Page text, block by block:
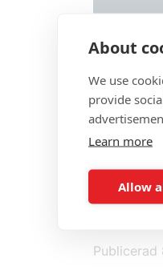
Publicerad
About
We use
provide
Learn more
Allow